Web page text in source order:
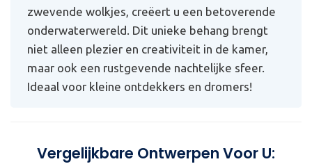
zwevende wolkjes, creëert u een betoverende
onderwaterwereld. Dit unieke behang brengt
niet alleen plezier en creativiteit in de kamer,
maar ook een rustgevende nachtelijke sfeer.
Ideaal voor kleine ontdekkers en dromers!
Vergelijkbare Ontwerpen Voor U: